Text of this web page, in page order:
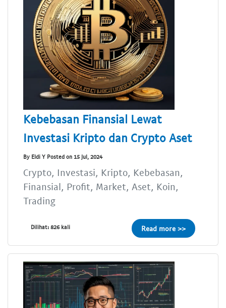
Kebebasan Finansial Lewat
Investasi Kripto dan Crypto Aset
By Eldi Y Posted on 15 Jul, 2024
Crypto, Investasi, Kripto, Kebebasan,
Finansial, Profit, Market, Aset, Koin,
Trading
Dilihat: 826 kali Read more >>